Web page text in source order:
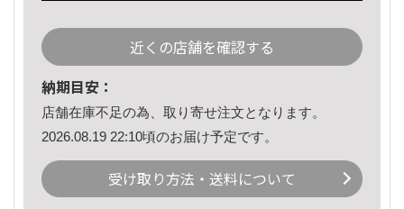
近くの店舗を確認する
納期目安：
店舗在庫不足の為、取り寄せ注文となります。
2026.08.19 22:10頃のお届け予定です。
受け取り方法・送料について